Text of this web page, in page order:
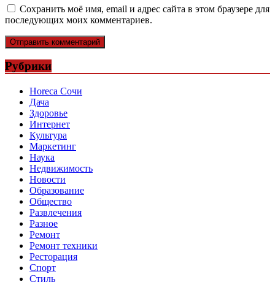
Сохранить моё имя, email и адрес сайта в этом браузере для
последующих моих комментариев.
Рубрики
Horeca Сочи
Дача
Здоровье
Интернет
Культура
Маркетинг
Наука
Недвижимость
Новости
Образование
Общество
Развлечения
Разное
Ремонт
Ремонт техники
Ресторация
Спорт
Стиль